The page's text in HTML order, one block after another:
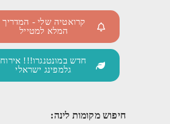
קרואטיה שלי - המדריך
המלא למטייל
חדש במונטנגרו!!! אירוח
גלמפינג ישראלי
חיפוש מקומות לינה: